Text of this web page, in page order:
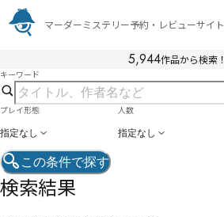
マーダーミステリー予約・レビューサイト
5,944作品から検索！
キーワード
プレイ形態
指定なし
人数
指定なし
この条件で探す
検索結果